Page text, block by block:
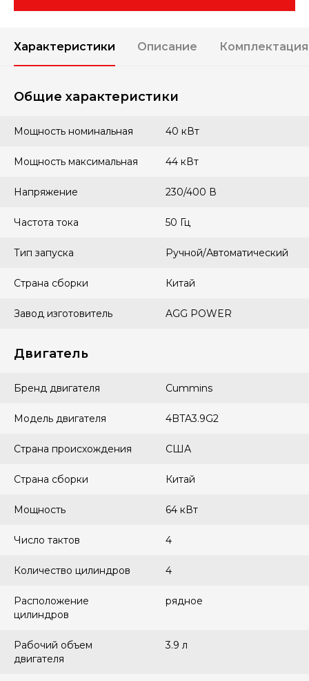
Характеристики Описание Комплектация
Общие характеристики
Мощность номинальная 40 кВт
Мощность максимальная 44 кВт
Напряжение 230/400 В
Частота тока 50 Гц
Тип запуска Ручной/Автоматический
Страна сборки Китай
Завод изготовитель AGG POWER
Двигатель
Бренд двигателя Cummins
Модель двигателя 4BTA3.9G2
Страна происхождения США
Страна сборки Китай
Мощность 64 кВт
Число тактов 4
Количество цилиндров 4
Расположение
цилиндров
рядное
Рабочий объем
двигателя
3.9 л